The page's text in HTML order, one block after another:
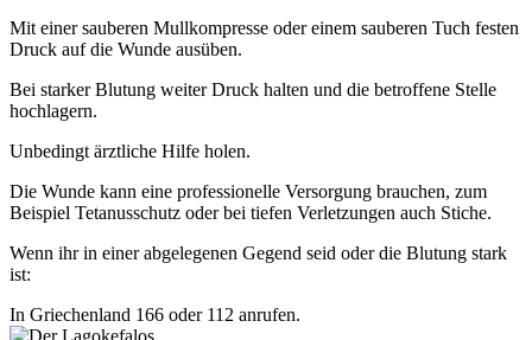
Mit einer sauberen Mullkompresse oder einem sauberen Tuch festen
Druck auf die Wunde ausüben.
Bei starker Blutung weiter Druck halten und die betroffene Stelle
hochlagern.
Unbedingt ärztliche Hilfe holen.
Die Wunde kann eine professionelle Versorgung brauchen, zum
Beispiel Tetanusschutz oder bei tiefen Verletzungen auch Stiche.
Wenn ihr in einer abgelegenen Gegend seid oder die Blutung stark
ist:
In Griechenland 166 oder 112 anrufen.